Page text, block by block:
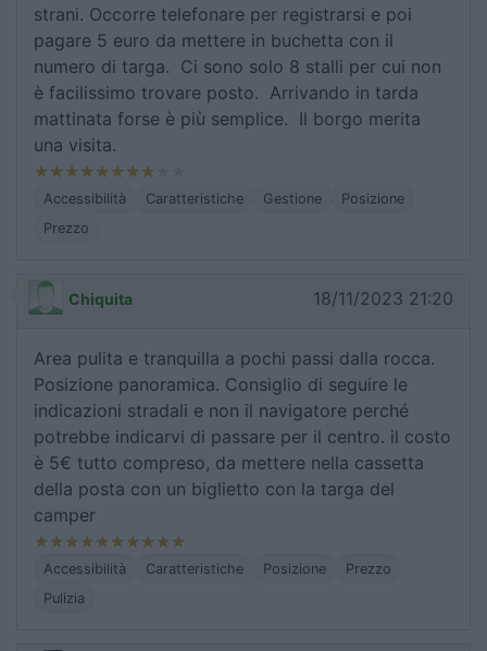
strani. Occorre telefonare per registrarsi e poi
pagare 5 euro da mettere in buchetta con il
numero di targa. Ci sono solo 8 stalli per cui non
è facilissimo trovare posto. Arrivando in tarda
mattinata forse è più semplice. Il borgo merita
una visita.
Accessibilità Caratteristiche Gestione
Posizione
Prezzo
Chiquita 18/11/2023 21:20
Area pulita e tranquilla a pochi passi dalla rocca.
Posizione panoramica. Consiglio di seguire le
indicazioni stradali e non il navigatore perché
potrebbe indicarvi di passare per il centro. il costo
è 5€ tutto compreso, da mettere nella cassetta
della posta con un biglietto con la targa del
camper
Accessibilità Caratteristiche Posizione
Prezzo
Pulizia